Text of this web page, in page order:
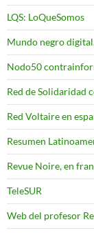
LQS: LoQueSomos
Mundo negro
Nodo50
Red de Solidaridad
Red Voltaire en
Resumen
Revue Noire, en
TeleSUR
Web del profesor